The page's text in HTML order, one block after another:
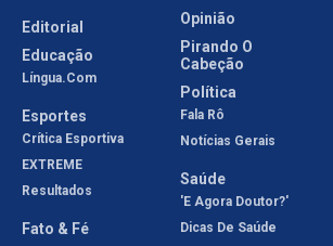
Editorial
Educação
Língua.com
Esportes
Crítica Esportiva
EXTREME
Resultados
Fato & Fé
Opinião
Pirando O
Cabeção
Política
Fala Rô
Notícias Gerais
Saúde
'E Agora Doutor?'
Dicas De Saúde